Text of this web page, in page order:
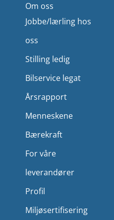
Om oss
Jobbe/lærling hos
oss
Stilling ledig
Bilservice legat
Årsrapport
Menneskene
Bærekraft
For våre
leverandører
Profil
Miljø­sertifisering